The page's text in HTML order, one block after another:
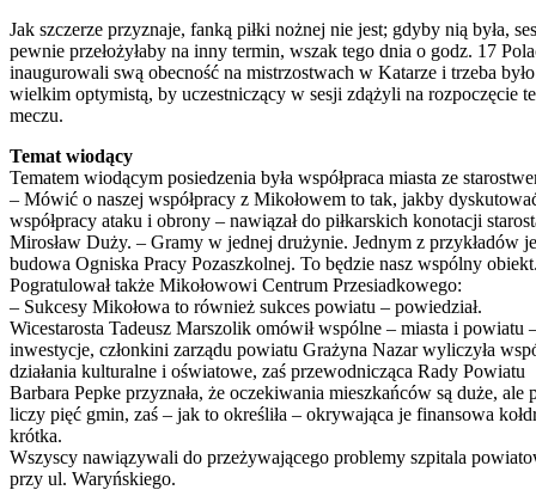
Jak szczerze przyznaje, fanką piłki nożnej nie jest; gdyby nią była,
pewnie przełożyłaby na inny termin, wszak tego dnia o godz. 17
inaugurowali swą obecność na mistrzostwach w Katarze i trzeba
wielkim optymistą, by uczestniczący w sesji zdążyli na rozpoczęcie
meczu.
Temat wiodący
Tematem wiodącym posiedzenia była współpraca miasta ze
– Mówić o naszej współpracy z Mikołowem to tak, jakby
współpracy ataku i obrony – nawiązał do piłkarskich konotacji
Mirosław Duży. – Gramy w jednej drużynie. Jednym z przykładów
budowa Ogniska Pracy Pozaszkolnej. To będzie nasz wspólny
Pogratulował także Mikołowowi Centrum Przesiadkowego:
– Sukcesy Mikołowa to również sukces powiatu – powiedział.
Wicestarosta Tadeusz Marszolik omówił wspólne – miasta i powiatu
inwestycje, członkini zarządu powiatu Grażyna Nazar wyliczyła
działania kulturalne i oświatowe, zaś przewodnicząca Rady Powiatu
Barbara Pepke przyznała, że oczekiwania mieszkańców są duże, ale
liczy pięć gmin, zaś – jak to określiła – okrywająca je finansowa
krótka.
Wszyscy nawiązywali do przeżywającego problemy szpitala
przy ul. Waryńskiego.